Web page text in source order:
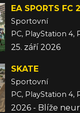
EA SPORTS FC
Sportovní
25. září 2026
SKATE
Sportovní
PC, PlayStation 4,
2026 - Blíže